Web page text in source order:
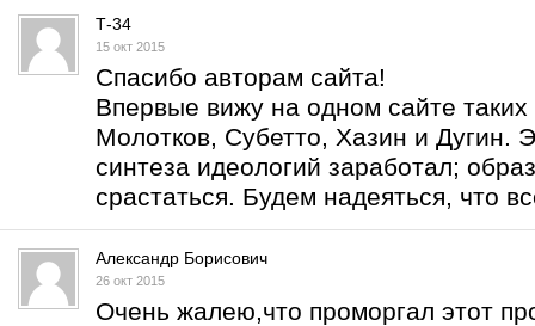
Т-34
15 окт 2015
Спасибо авторам сайта!
Впервые вижу на одном сайте
Молотков, Субетто, Хазин и Дугин.
синтеза идеологий заработал;
срастаться. Будем надеяться, что
Александр Борисович
26 окт 2015
Очень жалею,что проморгал этот